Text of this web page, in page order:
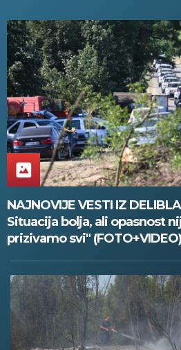
NAJNOVIJE VESTI IZ
Situacija bolja, ali opasnost
prizivamo svi" (FOTO+VIDEO)